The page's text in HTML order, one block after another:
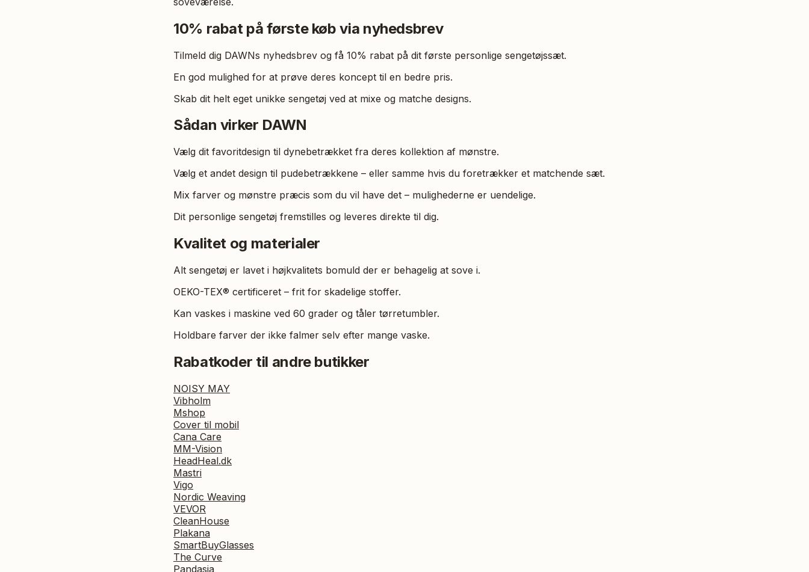
10% rabat på første køb via nyhedsbrev
Tilmeld dig DAWNs nyhedsbrev og få 10% rabat på dit første personlige sengetøjssæt.
En god mulighed for at prøve deres koncept til en bedre pris.
Skab dit helt eget unikke sengetøj ved at mixe og matche designs.
Sådan virker DAWN
Vælg dit favoritdesign til dynebetrækket fra deres kollektion af mønstre.
Vælg et andet design til pudebetrækkene – eller samme hvis du foretrækker et matchende sæt.
Mix farver og mønstre præcis som du vil have det – mulighederne er uendelige.
Dit personlige sengetøj fremstilles og leveres direkte til dig.
Kvalitet og materialer
Alt sengetøj er lavet i højkvalitets bomuld der er behagelig at sove i.
OEKO-TEX® certificeret – frit for skadelige stoffer.
Kan vaskes i maskine ved 60 grader og tåler tørretumbler.
Holdbare farver der ikke falmer selv efter mange vaske.
Rabatkoder til andre butikker
NOISY MAY
Vibholm
Mshop
Cover til mobil
Cana Care
MM-Vision
HeadHeal.dk
Mastri
Vigo
Nordic Weaving
VEVOR
CleanHouse
Plakana
SmartBuyGlasses
The Curve
Pandasia